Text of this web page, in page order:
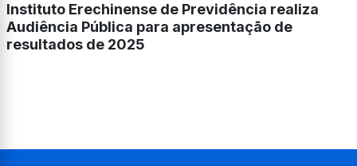
Instituto Erechinense de Previdência realiza
Audiência Pública para apresentação de
resultados de 2025